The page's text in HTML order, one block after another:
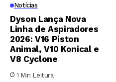
Notícias
Dyson Lança Nova
Linha de Aspiradores
2026: V16 Piston
Animal, V10 Konical e
V8 Cyclone
1 Min Leitura